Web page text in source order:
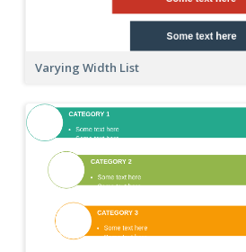
Varying Width List